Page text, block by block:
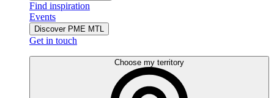
Find inspiration
Events
Discover PME MTL
Get in touch
Choose my territory